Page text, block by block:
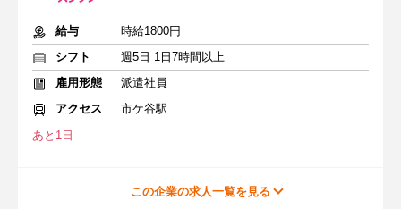
給与
時給1800円
シフト
週5日 1日7時間以上
雇用形態
派遣社員
アクセス
市ケ谷駅
あと1日
この企業の求人一覧を見る